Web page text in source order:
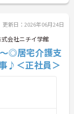
更新日：2026年06月24日
式会社ニチイ学館
～◎居宅介護支
♪＜正社員＞